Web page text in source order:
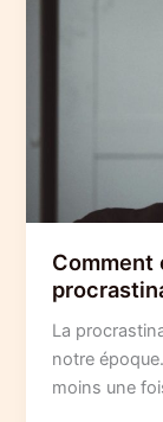
Comment
La
notre
moins une